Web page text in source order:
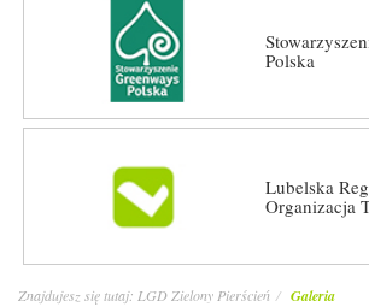
Polska
Lubelska
Organizacja
Znajdujesz się tutaj: LGD Zielony Pierścień Galeria